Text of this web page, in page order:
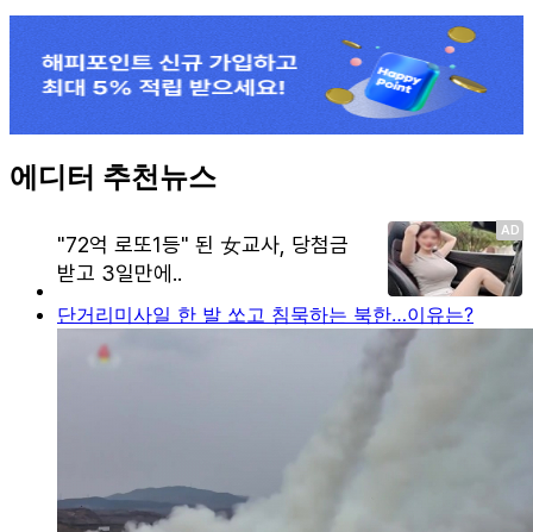
에디터 추천뉴스
단거리미사일 한 발 쏘고 침묵하는 북한…이유는?